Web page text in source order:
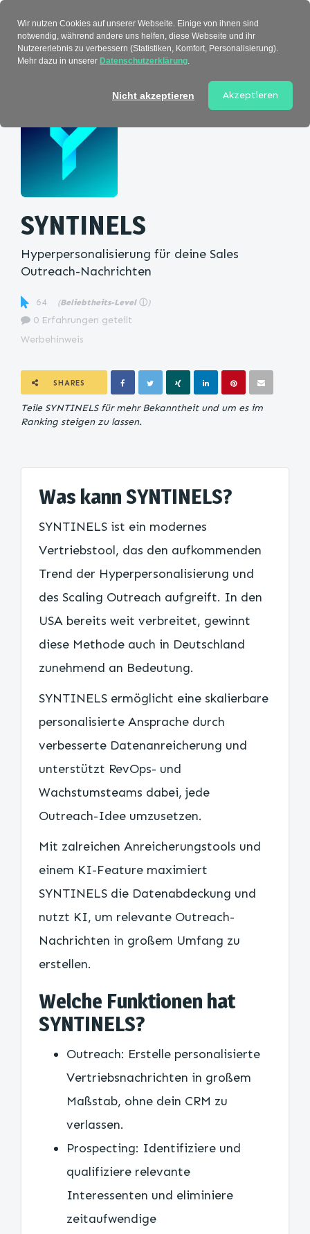
SYNTINELS
Hyperpersonalisierung für deine Sales
Outreach-Nachrichten
64 (Beliebtheits-Level ⓘ )
0 Erfahrungen geteilt
Werbehinweis
SHARES
Teile SYNTINELS für mehr Bekanntheit und um es im
Ranking steigen zu lassen.
Was kann SYNTINELS?
SYNTINELS ist ein modernes
Vertriebstool, das den aufkommenden
Trend der Hyperpersonalisierung und
des Scaling Outreach aufgreift. In den
USA bereits weit verbreitet, gewinnt
diese Methode auch in Deutschland
zunehmend an Bedeutung.
SYNTINELS ermöglicht eine skalierbare
personalisierte Ansprache durch
verbesserte Datenanreicherung und
unterstützt RevOps- und
Wachstumsteams dabei, jede
Outreach-Idee umzusetzen.
Mit zalreichen Anreicherungstools und
einem KI-Feature maximiert
SYNTINELS die Datenabdeckung und
nutzt KI, um relevante Outreach-
Nachrichten in großem Umfang zu
erstellen.
Welche Funktionen hat
SYNTINELS?
Outreach: Erstelle personalisierte
Vertriebsnachrichten in großem
Maßstab, ohne dein CRM zu
verlassen.
Prospecting: Identifiziere und
qualifiziere relevante
Interessenten und eliminiere
zeitaufwendige
Wir nutzen Cookies auf unserer Webseite. Einige von ihnen sind
notwendig, während andere uns helfen, diese Webseite und ihr
Nutzererlebnis zu verbessern (Statistiken, Komfort, Personalisierung).
Mehr dazu in unserer Datenschutzerklärung.
Nicht akzeptieren Akzeptieren